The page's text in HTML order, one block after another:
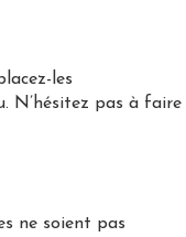
les
N’hésitez pas à faire
ne soient pas